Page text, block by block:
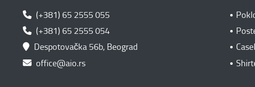
(+381) 65 2555 055
(+381) 65 2555 054
Despotovačka 56b, Beograd
office@aio.rs